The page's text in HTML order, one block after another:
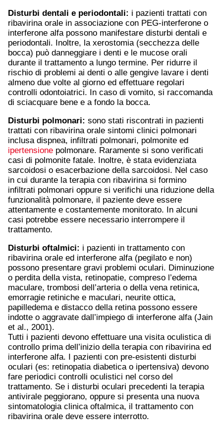
Disturbi dentali e periodontali: i pazienti trattati con
ribavirina orale in associazione con PEG-interferone o
interferone alfa possono manifestare disturbi dentali e
periodontali. Inoltre, la xerostomia (secchezza delle
bocca) può danneggiare i denti e le mucose orali
durante il trattamento a lungo termine. Per ridurre il
rischio di problemi ai denti o alle gengive lavare i denti
almeno due volte al giorno ed effettuare regolari
controlli odontoiatrici. In caso di vomito, si raccomanda
di sciacquare bene e a fondo la bocca.
Disturbi polmonari: sono stati riscontrati in pazienti
trattati con ribavirina orale sintomi clinici polmonari
inclusa dispnea, infiltrati polmonari, polmonite ed
ipertensione polmonare. Raramente si sono verificati
casi di polmonite fatale. Inoltre, è stata evidenziata
sarcoidosi o esacerbazione della sarcoidosi. Nel caso
in cui durante la terapia con ribavirina si formino
infiltrati polmonari oppure si verifichi una riduzione della
funzionalità polmonare, il paziente deve essere
attentamente e costantemente monitorato. In alcuni
casi potrebbe essere necessario interrompere il
trattamento.
Disturbi oftalmici: i pazienti in trattamento con
ribavirina orale ed interferone alfa (pegilato e non)
possono presentare gravi problemi oculari. Diminuzione
o perdita della vista, retinopatie, compreso l’edema
maculare, trombosi dell’arteria o della vena retinica,
emorragie retiniche e maculari, neurite ottica,
papilledema e distacco della retina possono essere
indotte o aggravate dall’impiego di interferone alfa (Jain
et al., 2001).
Tutti i pazienti devono effettuare una visita oculistica di
controllo prima dell’inizio della terapia con ribavirina ed
interferone alfa. I pazienti con pre-esistenti disturbi
oculari (es: retinopatia diabetica o ipertensiva) devono
fare periodici controlli oculistici nel corso del
trattamento. Se i disturbi oculari precedenti la terapia
antivirale peggiorano, oppure si presenta una nuova
sintomatologia clinica oftalmica, il trattamento con
ribavirina orale deve essere interrotto.